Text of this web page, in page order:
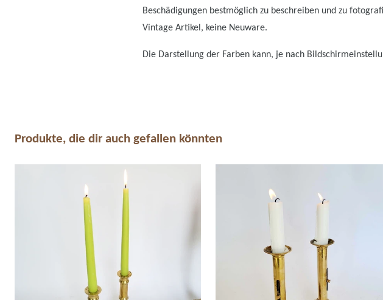
Beschädigungen bestmöglich zu beschreiben und zu
Vintage Artikel, keine Neuware.
Die Darstellung der Farben kann, je nach
Produkte, die dir auch gefallen könnten